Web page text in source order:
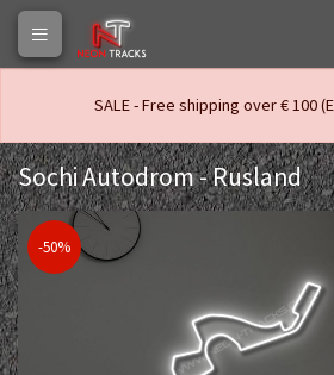
SALE - Free shipping over € 100
Sochi Autodrom - Rusland
-50%